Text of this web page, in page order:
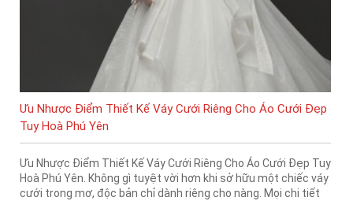
Ưu Nhược Điểm Thiết Kế Váy Cưới Riêng Cho Áo Cưới Đẹp
Tuy Hoà Phú Yên
Ưu Nhược Điểm Thiết Kế Váy Cưới Riêng Cho Áo Cưới Đẹp Tuy
Hoà Phú Yên. Không gì tuyệt vời hơn khi sở hữu một chiếc váy
cưới trong mơ, độc bản chỉ dành riêng cho nàng. Mọi chi tiết